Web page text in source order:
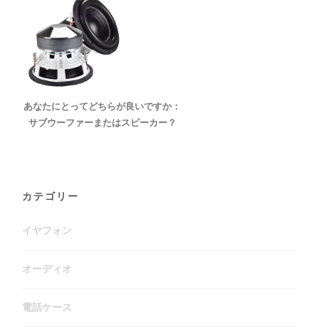
あなたにとってどちらが良いですか：
サブウーファーまたはスピーカー？
カテゴリー
イヤフォン
オーディオ
電話ケース